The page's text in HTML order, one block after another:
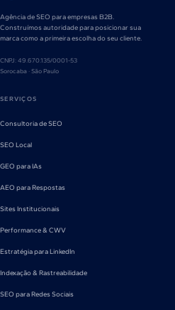
Agência de SEO para empresas B2B.
Construímos autoridade para posicionar sua
marca como a primeira escolha do seu cliente.
CNPJ: 49.670.135/0001-53
Sorocaba · São Paulo
SERVIÇOS
Consultoria de SEO
SEO Local
GEO para IAs
AEO para Respostas
Sites Institucionais
Performance & CWV
Estratégia para LinkedIn
Indexação & Rastreabilidade
SEO para Redes Sociais